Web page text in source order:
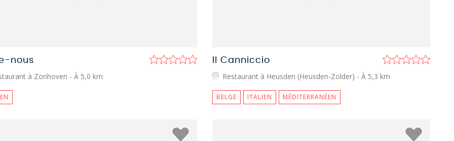
nous
à Zonhoven - À 5,0 km
Il Canniccio
Restaurant à Heusden (Heusden-Zolder) - À 5,3 km
BELGE ITALIEN MÉDITERRANÉEN